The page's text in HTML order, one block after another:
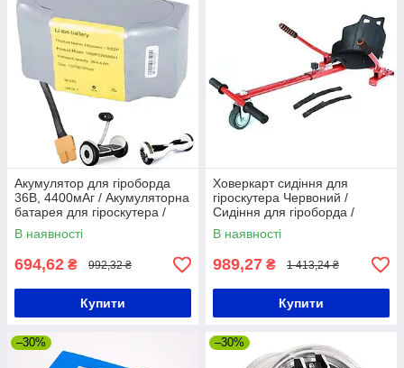
Акумулятор для гіроборда
36В, 4400мАг / Акумуляторна
батарея для гіроскутера /
Батарея на гіроборд
В наявності
694,62 ₴ 992,32 ₴
Купити
Ховеркарт сидіння для
гіроскутера Червоний /
Сидіння для гіроборда /
Сидушка для гіроборда
В наявності
989,27 ₴ 1 413,24 ₴
Купити
–30% –30%